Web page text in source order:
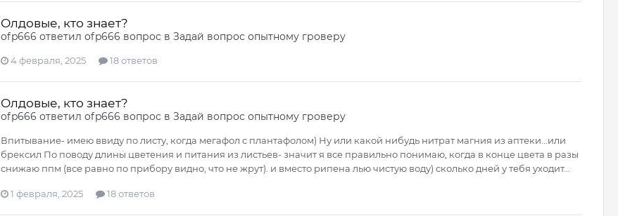
Олдовые, кто знает?
ofp666 ответил ofp666 вопрос в Задай вопрос опытному гроверу
4 февраля, 2025 18 ответов
Олдовые, кто знает?
ofp666 ответил ofp666 вопрос в Задай вопрос опытному гроверу
Впитывание- имею ввиду по листу, когда мегафол с плантафолом) Ну или какой нибудь нитрат магния из аптеки...или
брексил По поводу длины цветения и питания из листьев- значит я все правильно понимаю, когда в конце цвета в разы
снижаю ппм (все равно по прибору видно, что не жрут). и вместо рипена лью чистую воду) сколько дней у тебя уходит...
1 февраля, 2025 18 ответов